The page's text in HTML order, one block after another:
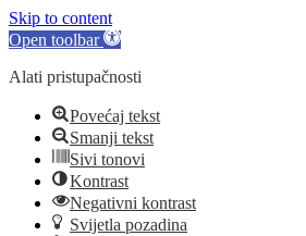
Skip to content
Open toolbar
Alati pristupačnosti
Povećaj tekst
Smanji tekst
Sivi tonovi
Kontrast
Negativni kontrast
Svijetla pozadina